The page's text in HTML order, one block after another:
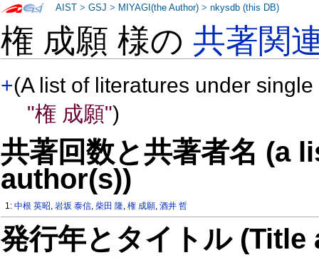
権 成願 様の共著関
+(A list of literatures under
"権 成願")
共著回数と共著者名 (a
author(s))
1:中根 英昭,岩坂 泰信,柴田 隆,権 成願,酒井 哲
発行年とタイトル
AIST >GSJ > MIYAGI(the Author) >nkysdb (this DB)